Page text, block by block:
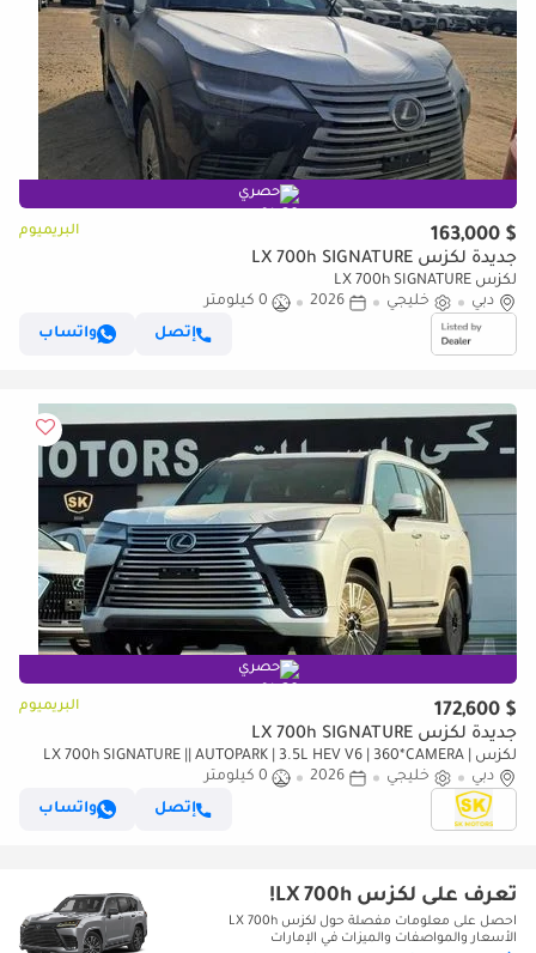
حصري
$ 163,000 البريميوم
جديدة لكزس LX 700h SIGNATURE
لكزس LX 700h SIGNATURE
دبي
خليجي 2026
0 كيلومتر
إتصل
واتساب
حصري
$ 172,600 البريميوم
جديدة لكزس LX 700h SIGNATURE
لكزس LX 700h SIGNATURE || AUTOPARK | 3.5L HEV V6 | 360*CAMERA |
SUNRROF | LETAHER WITH PWR SEATS (CODE # LX7S1)
دبي خليجي 2026
0 كيلومتر
إتصل
واتساب
تعرف على لكزس LX 700h!
احصل على معلومات مفصلة حول لكزس LX 700h
الأسعار والمواصفات والميزات في الإمارات